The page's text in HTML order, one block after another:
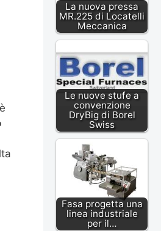
La nuova pressa
MR.225 di Locatelli
Meccanica
Le nuove stufe a
convenzione
DryBig di Borel
Swiss
Fasa progetta una
linea industriale
per il…